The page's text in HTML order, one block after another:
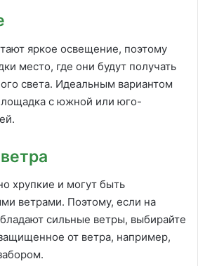
яркое освещение, поэтому
место, где они будут получать
света. Идеальным вариантом
с южной или юго-
хрупкие и могут быть
ветрами. Поэтому, если на
сильные ветры, выбирайте
от ветра, например,